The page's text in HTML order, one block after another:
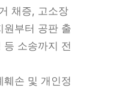
채증, 고소장
원부터 공판 출
등 소송까지 전
훼손 및 개인정